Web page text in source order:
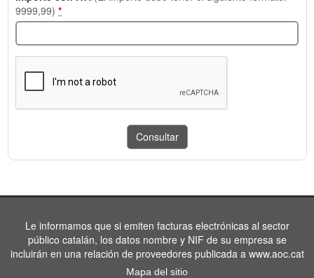
9999,99) *
Le informamos que si emiten facturas electrónicas al sector
público catalán, los datos nombre y NIF de su empresa se
incluirán en una relación de proveedores publicada a www.aoc.cat
Mapa del sitio